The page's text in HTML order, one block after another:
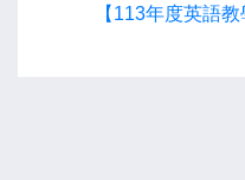
【113年度英語教